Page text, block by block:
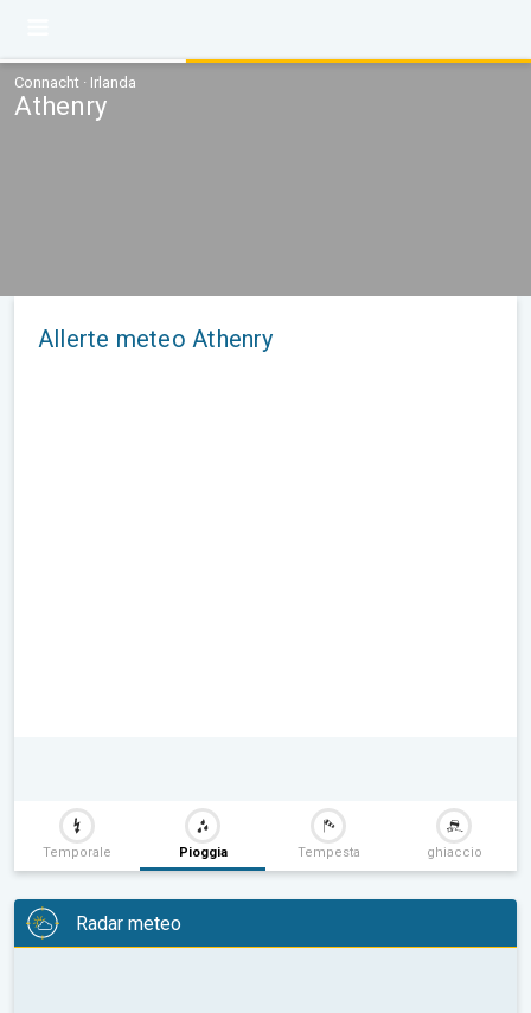
Connacht · Irlanda
Athenry
Allerte meteo Athenry
Temporale Pioggia Tempesta ghiaccio
Radar meteo